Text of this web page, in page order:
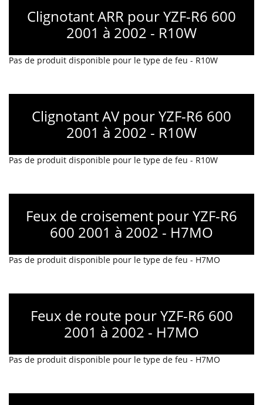
Clignotant ARR pour YZF-R6 600
2001 à 2002 - R10W
Pas de produit disponible pour le type de feu - R10W
Clignotant AV pour YZF-R6 600
2001 à 2002 - R10W
Pas de produit disponible pour le type de feu - R10W
Feux de croisement pour YZF-R6
600 2001 à 2002 - H7MO
Pas de produit disponible pour le type de feu - H7MO
Feux de route pour YZF-R6 600
2001 à 2002 - H7MO
Pas de produit disponible pour le type de feu - H7MO